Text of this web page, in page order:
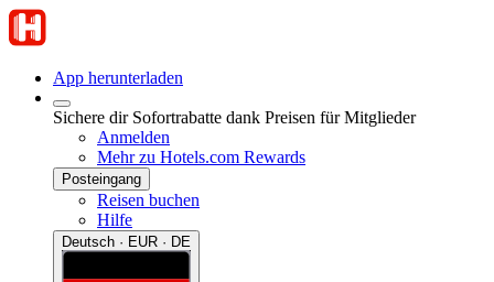
App herunterladen
Sichere dir Sofortrabatte dank Preisen für Mitglieder
Anmelden
Mehr zu Hotels.com Rewards
Posteingang
Reisen buchen
Hilfe
Deutsch · EUR · DE